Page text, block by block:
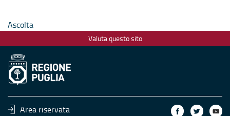
Ascolta
Valuta questo sito
Area riservata